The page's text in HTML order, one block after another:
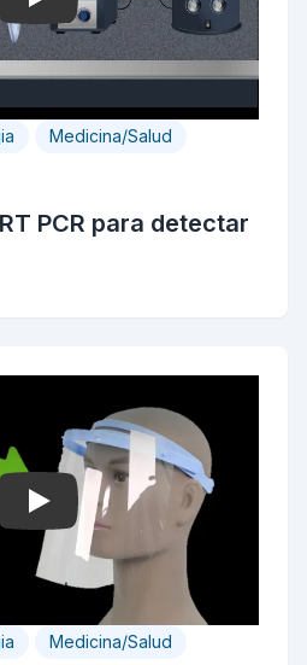
Play
Medicina/Salud
PCR para detectar
Play
Medicina/Salud